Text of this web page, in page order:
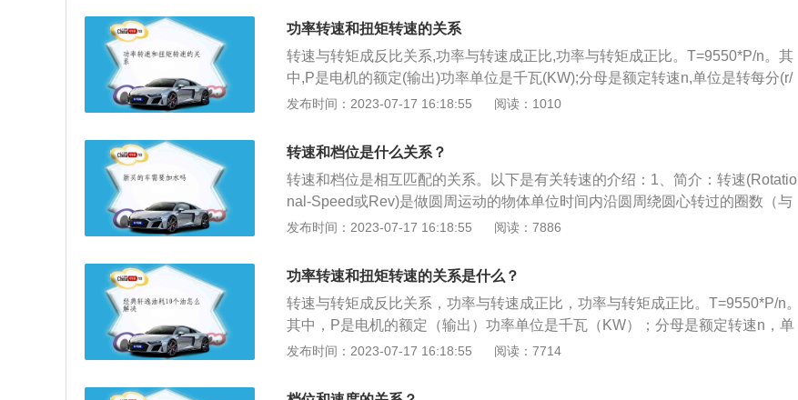
进。同样的行驶条件下，自动档汽车一般费油约6-10%，自动挡汽车在油耗方面
要高于同型号手动挡的汽车，每百公里大概高1升左右。在汽车成本方面，自动
变速箱成本要高于同型号车型手动变速箱的成本。它较手动变速箱的优势在于易
于驾驶。
的换挡时机在发动机转速为2000转，不能超过2500转。如果是一些大排量高功率
的发动机，可以在3000转左右换挡。拿骑自行车来比方，你就是汽车的发动机，
在输出动力，而自行车链条前面的齿轮带动后面的齿轮把你的力量传到轮胎上。
当前面的小齿轮带动后面的大齿轮时，你会感觉到踩着很轻，但是踩的速度快，
车子跑得慢，当前面的大齿轮带动后面的小齿轮时，你会感觉踩着很重，踩的速
功率转速和扭矩转速的关系
转速与转矩成反比关系,功率与转速成正比,功率与转矩成正比。T=9550*P/n。其
中,P是电机的额定(输出)功率单位是千瓦(KW);分母是额定转速n,单位是转每分(r/
min);T是额定转矩。P=F*V=(T/R)*(πR*n分/30)=(T*π*n分)/30(单位W)P=功率单位
功，在一定功率的条件下，转速越高，扭矩就越低，反之就越高。简单来说，在
功率一定前提下，转速和扭矩成反比例关系，也就是说，转速越高，扭矩越小；
转速越低，扭力越强。功率、扭矩、转速的计算公式为：功率=2π*扭矩*转速扭
矩和功率一样，是汽车发动机的主要指数之一，它反映在汽车性能上，包括加速
度、爬坡能力等。它的准确定义是位矢(L)和力(F)的叉乘(M)，物理学上指使物体
曲轴的半径一定）。通俗点讲，扭矩是衡量一个汽车发动机好坏的重要标准，一
辆车扭矩的大小与发动机的功率成正比。
发布时间：2023-07-17 16:18:55 阅读：1010
转速和档位是什么关系？
转速和档位是相互匹配的关系。以下是有关转速的介绍：1、简介：转速(Rotatio
nal-Speed或Rev)是做圆周运动的物体单位时间内沿圆周绕圆心转过的圈数（与
频率不同）。常见的转速有额定转速和最大转速等。2、结构：硬盘转速以每分
转/每分钟。RPM值越大，内部传输率就越快，访问时间就越短，硬盘的整体性能
也就越好。3、作用：硬盘的主轴马达带动盘片高速旋转，产生浮力使磁头飘浮
在盘片上方。要将所要存取资料的扇区带到磁头下方，转速越快，则等待时间也
就越短。因此转速在很大程度上决定了硬盘的速度。
发布时间：2023-07-17 16:18:55 阅读：7886
功率转速和扭矩转速的关系是什么？
转速与转矩成反比关系，功率与转速成正比，功率与转矩成正比。T=9550*P/n。
其中，P是电机的额定（输出）功率单位是千瓦（KW）；分母是额定转速n，单
位是转每分(r/min)；T是额定转矩。以下是汽车发动机的介绍：1、发动机的分
电动机以及混合动力等。2、发动机的原理：常见的汽油机和柴油机都属于往复
发布时间：2023-07-17 16:18:55 阅读：7714